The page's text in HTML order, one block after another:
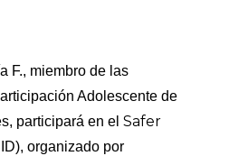
F., miembro de las
Adolescente de
participará en el Safer
organizado por